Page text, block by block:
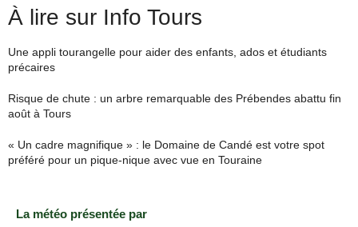
À lire sur Info Tours
Une appli tourangelle pour aider des enfants, ados et étudiants
précaires
Risque de chute : un arbre remarquable des Prébendes abattu fin
août à Tours
« Un cadre magnifique » : le Domaine de Candé est votre spot
préféré pour un pique-nique avec vue en Touraine
La météo présentée par